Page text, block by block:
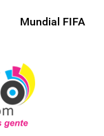
Mundial FIFA